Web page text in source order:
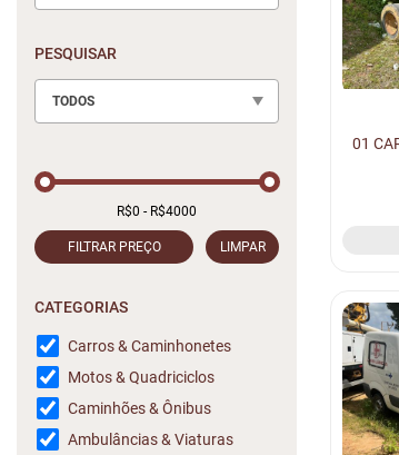
PESQUISAR
TODOS
FILTRAR PREÇO LIMPAR
CATEGORIAS
Carros & Caminhonetes
Motos & Quadriciclos
Caminhões & Ônibus
Ambulâncias & Viaturas
01